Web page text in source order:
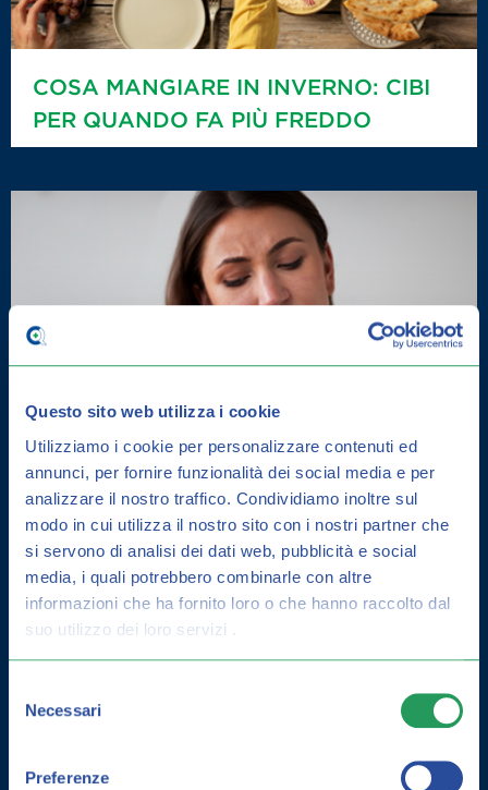
Questo sito web utilizza i cookie
Utilizziamo i cookie per personalizzare contenuti ed
annunci, per fornire funzionalità dei social media e per
analizzare il nostro traffico. Condividiamo inoltre sul
modo in cui utilizza il nostro sito con i nostri partner che
si servono di analisi dei dati web, pubblicità e social
media, i quali potrebbero combinarle con altre
informazioni che ha fornito loro o che hanno raccolto dal
suo utilizzo dei loro servizi .
delNecessari
Preferenze
COSA MANGIARE IN INVERNO: CIBI
PER QUANDO FA PIÙ FREDDO
DERMATITE SEBORROICA: COME
CURARLA E GUIDA ALLA
PREVENZIONE